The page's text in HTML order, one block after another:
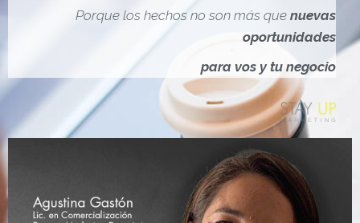
I
Ó
N
Porque los hechos no son más que nuevas
oportunidades
para vos y tu negocio